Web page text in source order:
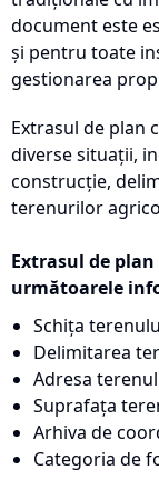
document este
și pentru toate
gestionarea
Extrasul de plan
diverse situații,
construcție,
terenurilor
Extrasul de
următoarele
Schița
Delimitarea
Adresa
Suprafața
Arhiva de
Categoria de